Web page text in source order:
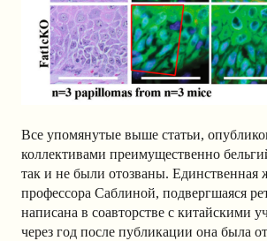
Все упомянутые выше статьи,
коллективами преимущественно
так и не были отозваны. Единственная
профессора Саблиной, подвергшаяся
написана в соавторстве с китайскими
через год после публикации она была